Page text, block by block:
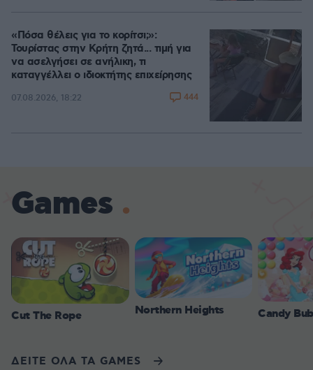
«Πόσα θέλεις για το κορίτσι;»:
Τουρίστας στην Κρήτη ζητά... τιμή για
να ασελγήσει σε ανήλικη, τι
καταγγέλλει ο ιδιοκτήτης επιχείρησης
07.08.2026, 18:22 444
Games
Cut The Rope Northern Heights Candy
ΔΕΙΤΕ ΟΛΑ ΤΑ GAMES